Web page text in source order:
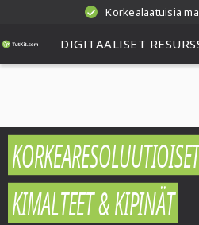
Korkealaatuisia
DIGITAALISET
KIMALTEET & KIPINÄT